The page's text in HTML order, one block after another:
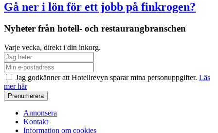
Gå ner i lön för ett jobb på finkrogen?
Nyheter från hotell- och restaurangbranschen
Varje vecka, direkt i din inkorg.
Jag godkänner att Hotellrevyn sparar mina personuppgifter. Läs
mer här
Annonsera
Kontakt
Information om cookies